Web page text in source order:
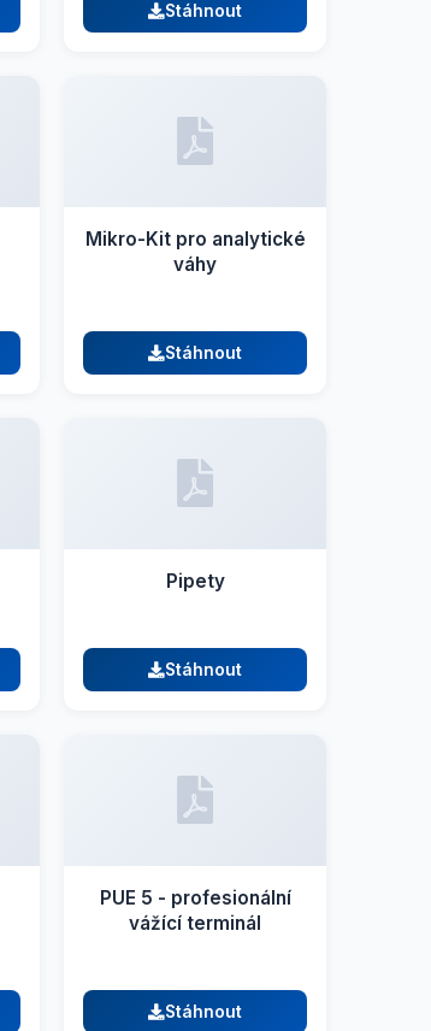
Stáhnout
Mikro-Kit pro analytické
váhy
Stáhnout
Pipety
Stáhnout
PUE 5 - profesionální
vážící terminál
Stáhnout